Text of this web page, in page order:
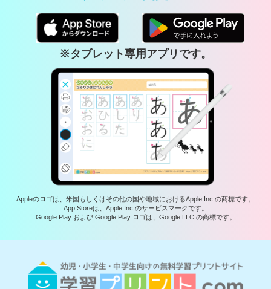
※タブレット専用アプリです。
Appleのロゴは、米国もしくはその他の国や地域におけるApple Inc.の商標です。
App Storeは、Apple Inc.のサービスマークです。
Google Play および Google Play ロゴは、Google LLC の商標です。